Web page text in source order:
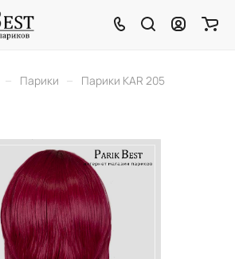
– Парики – Парики KAR 205